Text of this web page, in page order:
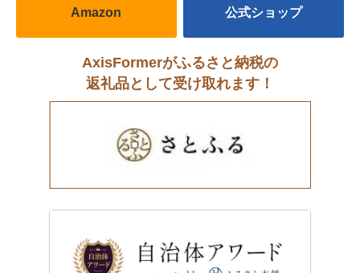
Amazon 公式ショップ
AxisFormerがふるさと納税の
返礼品として受け取れます！